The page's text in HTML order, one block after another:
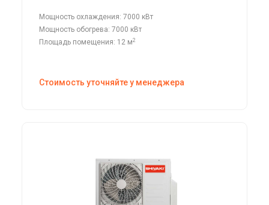
Мощность охлаждения: 7000 кВт
Мощность обогрева: 7000 кВт
Площадь помещения: 12 м2
Стоимость уточняйте у менеджера